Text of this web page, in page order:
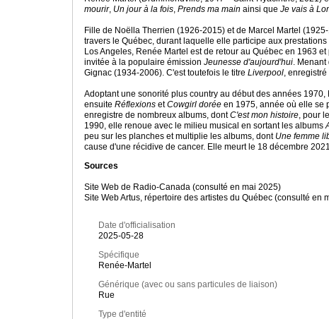
mourir, Un jour à la fois, Prends ma main ainsi que Je vais à
Fille de Noëlla Therrien (1926-2015) et de Marcel Martel
travers le Québec, durant laquelle elle participe aux
Los Angeles, Renée Martel est de retour au Québec en 1963
invitée à la populaire émission Jeunesse d'aujourd'hui.
Gignac (1934-2006). C'est toutefois le titre Liverpool,
Adoptant une sonorité plus country au début des années
ensuite Réflexions etCowgirl dorée en 1975, année où elle se
enregistre de nombreux albums, dontC'est mon histoire, pour
1990, elle renoue avec le milieu musical en sortant les albums
peu sur les planches et multiplie les albums, dont Une femme
cause d'une récidive de cancer. Elle meurt le 18 décembre
Sources
Site Web de Radio-Canada (consulté en mai 2025)
Site Web Artus, répertoire des artistes du Québec (consulté en
Date d'officialisation
2025-05-28
Spécifique
Renée-Martel
Générique (avec ou sans particules de liaison)
Rue
Type d'entité